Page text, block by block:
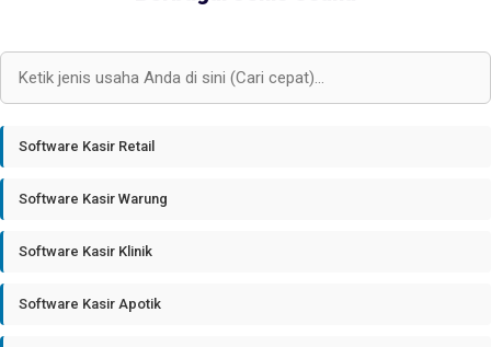
Software Kasir Retail
Software Kasir Warung
Software Kasir Klinik
Software Kasir Apotik